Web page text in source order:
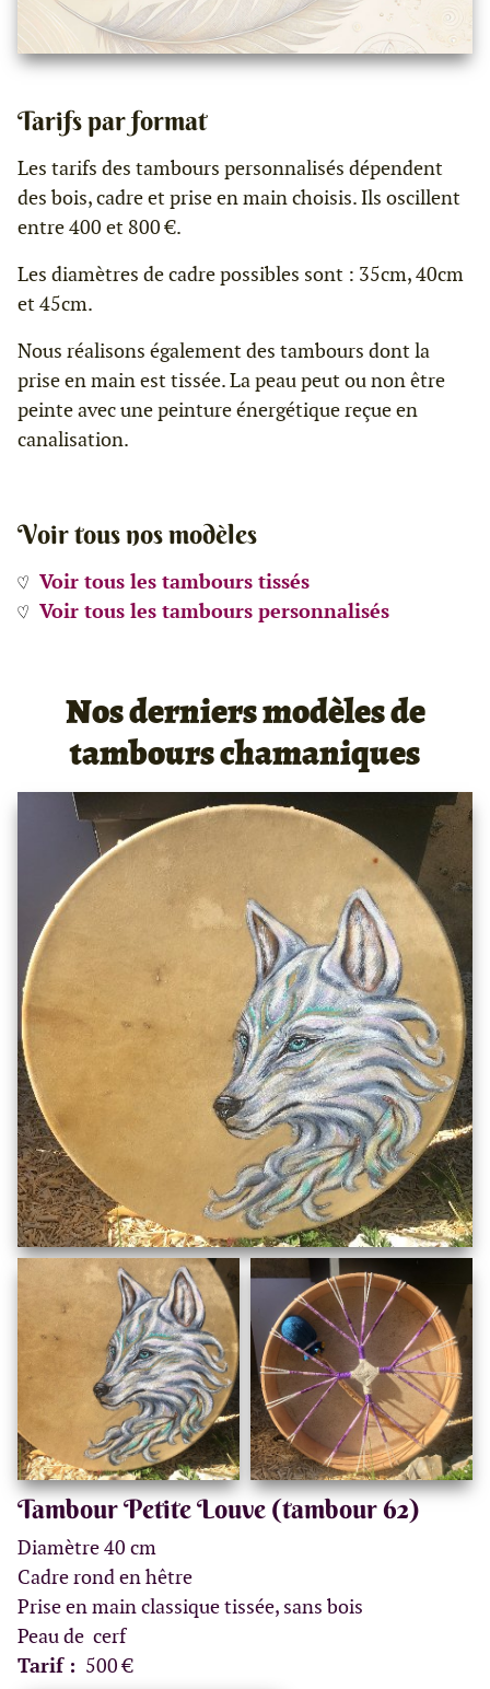
Tarifs par format
Les tarifs des tambours personnalisés dépendent
des bois, cadre et prise en main choisis. Ils oscillent
entre 400 et 800 €.
Les diamètres de cadre possibles sont : 35cm, 40cm
et 45cm.
Nous réalisons également des tambours dont la
prise en main est tissée. La peau peut ou non être
peinte avec une peinture énergétique reçue en
canalisation.
Voir tous nos modèles
Voir tous les tambours tissés
Voir tous les tambours personnalisés
Nos derniers modèles de
tambours chamaniques
Tambour Petite Louve (tambour 62)
Diamètre 40 cm
Cadre rond en hêtre
Prise en main classique tissée, sans bois
Peau de cerf
Tarif : 500 €